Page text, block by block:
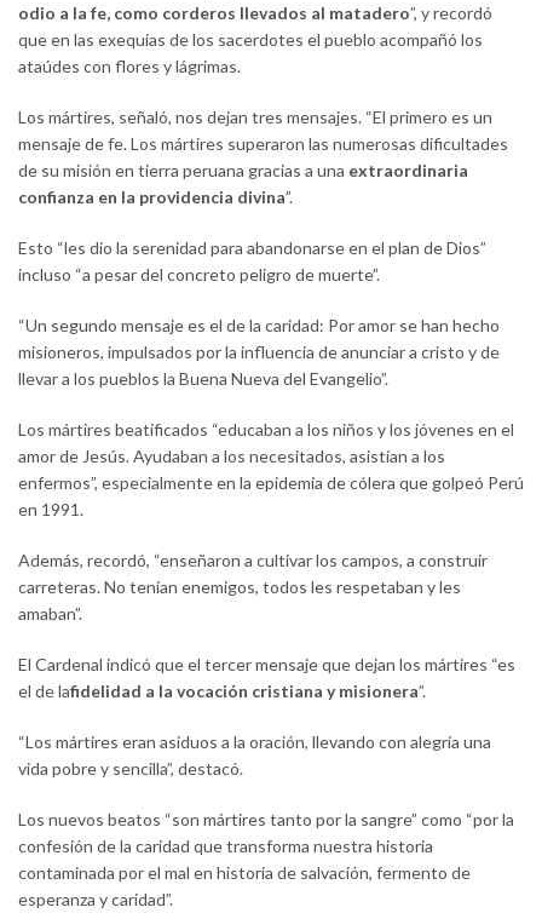
odio a la fe, como corderos llevados al matadero”, y recordó
que en las exequias de los sacerdotes el pueblo acompañó los
ataúdes con flores y lágrimas.
Los mártires, señaló, nos dejan tres mensajes. “El primero es un
mensaje de fe. Los mártires superaron las numerosas dificultades
de su misión en tierra peruana gracias a una extraordinaria
confianza en la providencia divina”.
Esto “les dio la serenidad para abandonarse en el plan de Dios”
incluso “a pesar del concreto peligro de muerte”.
“Un segundo mensaje es el de la caridad: Por amor se han hecho
misioneros, impulsados por la influencia de anunciar a cristo y de
llevar a los pueblos la Buena Nueva del Evangelio”.
Los mártires beatificados “educaban a los niños y los jóvenes en el
amor de Jesús. Ayudaban a los necesitados, asistían a los
enfermos”, especialmente en la epidemia de cólera que golpeó Perú
en 1991.
Además, recordó, “enseñaron a cultivar los campos, a construir
carreteras. No tenían enemigos, todos les respetaban y les
amaban”.
El Cardenal indicó que el tercer mensaje que dejan los mártires “es
el de lafidelidad a la vocación cristiana y misionera”.
“Los mártires eran asiduos a la oración, llevando con alegría una
vida pobre y sencilla”, destacó.
Los nuevos beatos “son mártires tanto por la sangre” como “por la
confesión de la caridad que transforma nuestra historia
contaminada por el mal en historia de salvación, fermento de
esperanza y caridad”.